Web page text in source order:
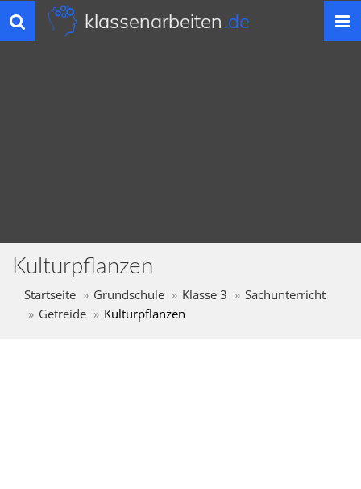
Toggle
navigation
klassenarbeiten.de
Kulturpflanzen
Startseite Grundschule Klasse 3
Sachunterricht
Getreide
Kulturpflanzen